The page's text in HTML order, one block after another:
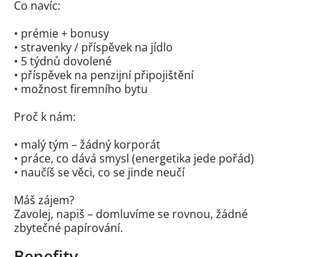
Co navíc:
• prémie + bonusy
• stravenky / příspěvek na jídlo
• 5 týdnů dovolené
• příspěvek na penzijní připojištění
• možnost firemního bytu
Proč k nám:
• malý tým – žádný korporát
• práce, co dává smysl (energetika jede pořád)
• naučíš se věci, co se jinde neučí
Máš zájem?
Zavolej, napiš – domluvíme se rovnou, žádné
zbytečné papírování.